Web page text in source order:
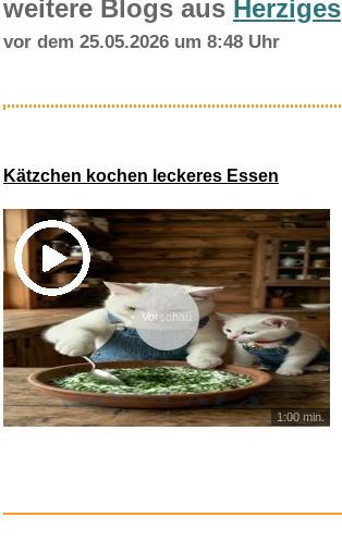
weitere Blogs aus Herziges
vor dem 25.05.2026 um 8:48 Uhr
Kätzchen kochen leckeres Essen
Vorschau
1:00 min.